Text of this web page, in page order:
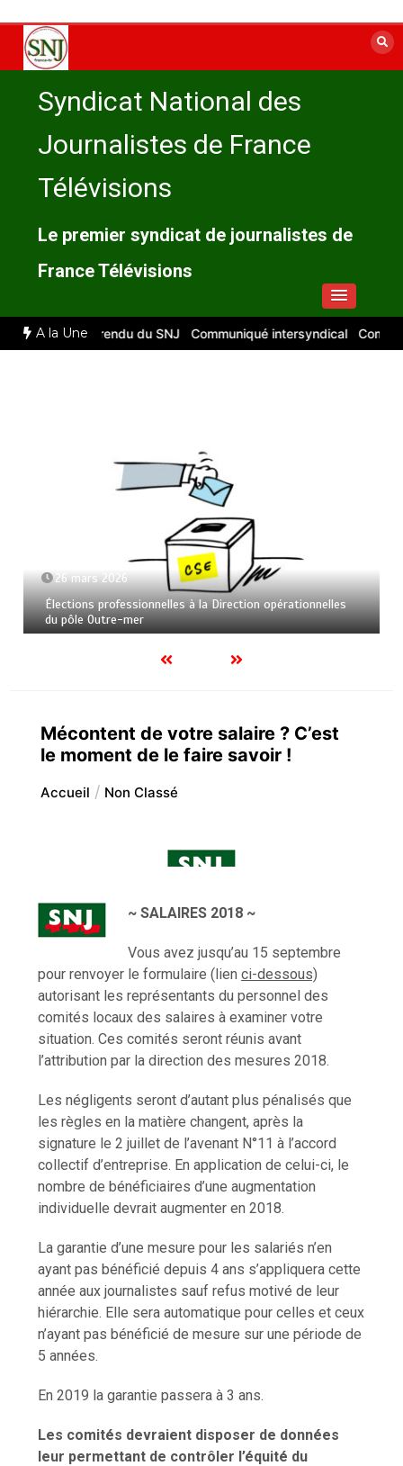
contenu
Syndicat National des
Journalistes de France
Télévisions
Le premier syndicat de journalistes de
France Télévisions
A la Une
: compte rendu du SNJ Communiqué intersyndical Compte-
26 mars 2026
Élections professionnelles à la Direction opérationnelles
du pôle Outre-mer
Mécontent de votre salaire ? C’est
le moment de le faire savoir !
Accueil Non Classé
~ SALAIRES 2018 ~
Vous avez jusqu’au 15 septembre
pour renvoyer le formulaire (lienci-dessous)
autorisant les représentants du personnel des
comités locaux des salaires à examiner votre
situation. Ces comités seront réunis avant
l’attribution par la direction des mesures 2018.
Les négligents seront d’autant plus pénalisés que
les règles en la matière changent, après la
signature le 2 juillet de l’avenant N°11 à l’accord
collectif d’entreprise. En application de celui-ci, le
nombre de bénéficiaires d’une augmentation
individuelle devrait augmenter en 2018.
La garantie d’une mesure pour les salariés n’en
ayant pas bénéficié depuis 4 ans s’appliquera cette
année aux journalistes sauf refus motivé de leur
hiérarchie. Elle sera automatique pour celles et ceux
n’ayant pas bénéficié de mesure sur une période de
5 années.
En 2019 la garantie passera à 3 ans.
Les comités devraient disposer de données
leur permettant de contrôler l’équité du